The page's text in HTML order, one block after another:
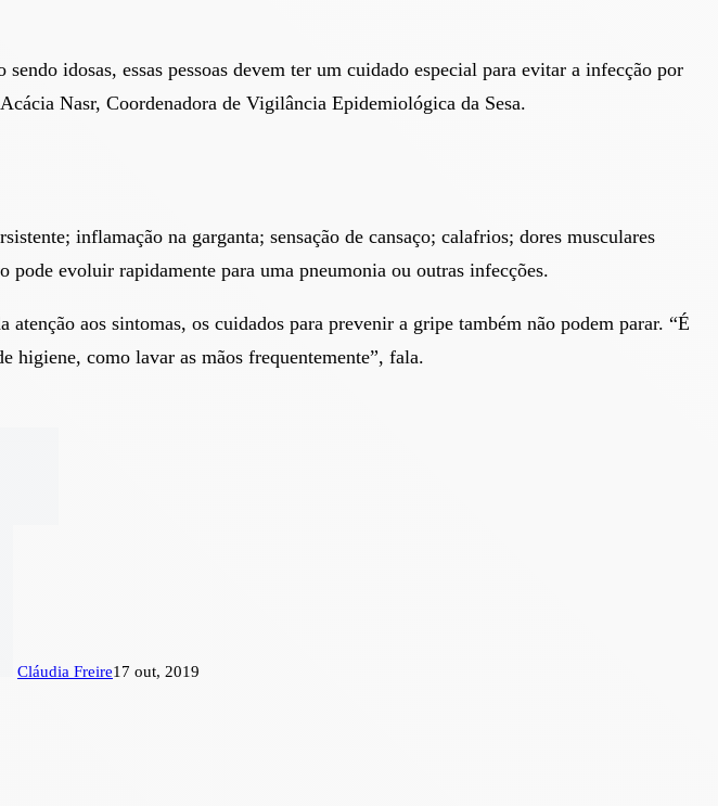
idosas, essas pessoas devem ter um cuidado especial para evitar a infecção por
Nasr, Coordenadora de Vigilância Epidemiológica da Sesa.
inflamação na garganta; sensação de cansaço; calafrios; dores musculares
evoluir rapidamente para uma pneumonia ou outras infecções.
aos sintomas, os cuidados para prevenir a gripe também não podem parar. “É
higiene, como lavar as mãos frequentemente”, fala.
Cláudia Freire17 out, 2019